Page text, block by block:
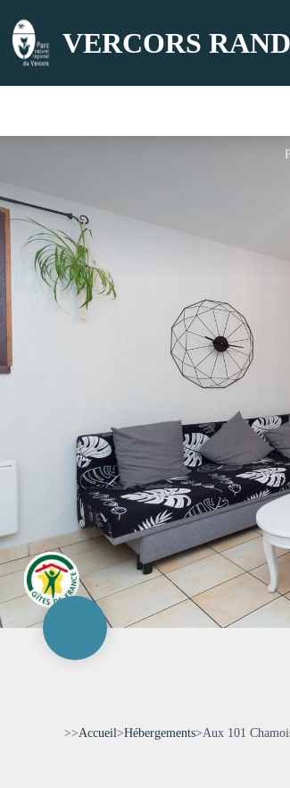
VERCORS
>>Accueil>Hébergements>Aux 101